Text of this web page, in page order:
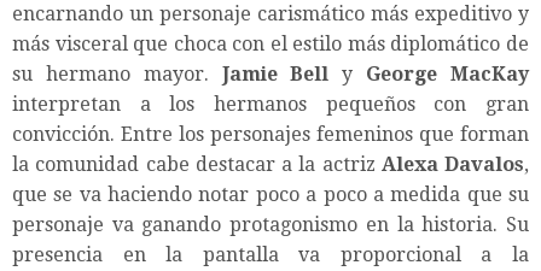
encarnando un personaje carismático más expeditivo y
más visceral que choca con el estilo más diplomático de
su hermano mayor. Jamie Bell y George MacKay
interpretan a los hermanos pequeños con gran
convicción. Entre los personajes femeninos que forman
la comunidad cabe destacar a la actriz Alexa Davalos,
que se va haciendo notar poco a poco a medida que su
personaje va ganando protagonismo en la historia. Su
presencia en la pantalla va proporcional a la